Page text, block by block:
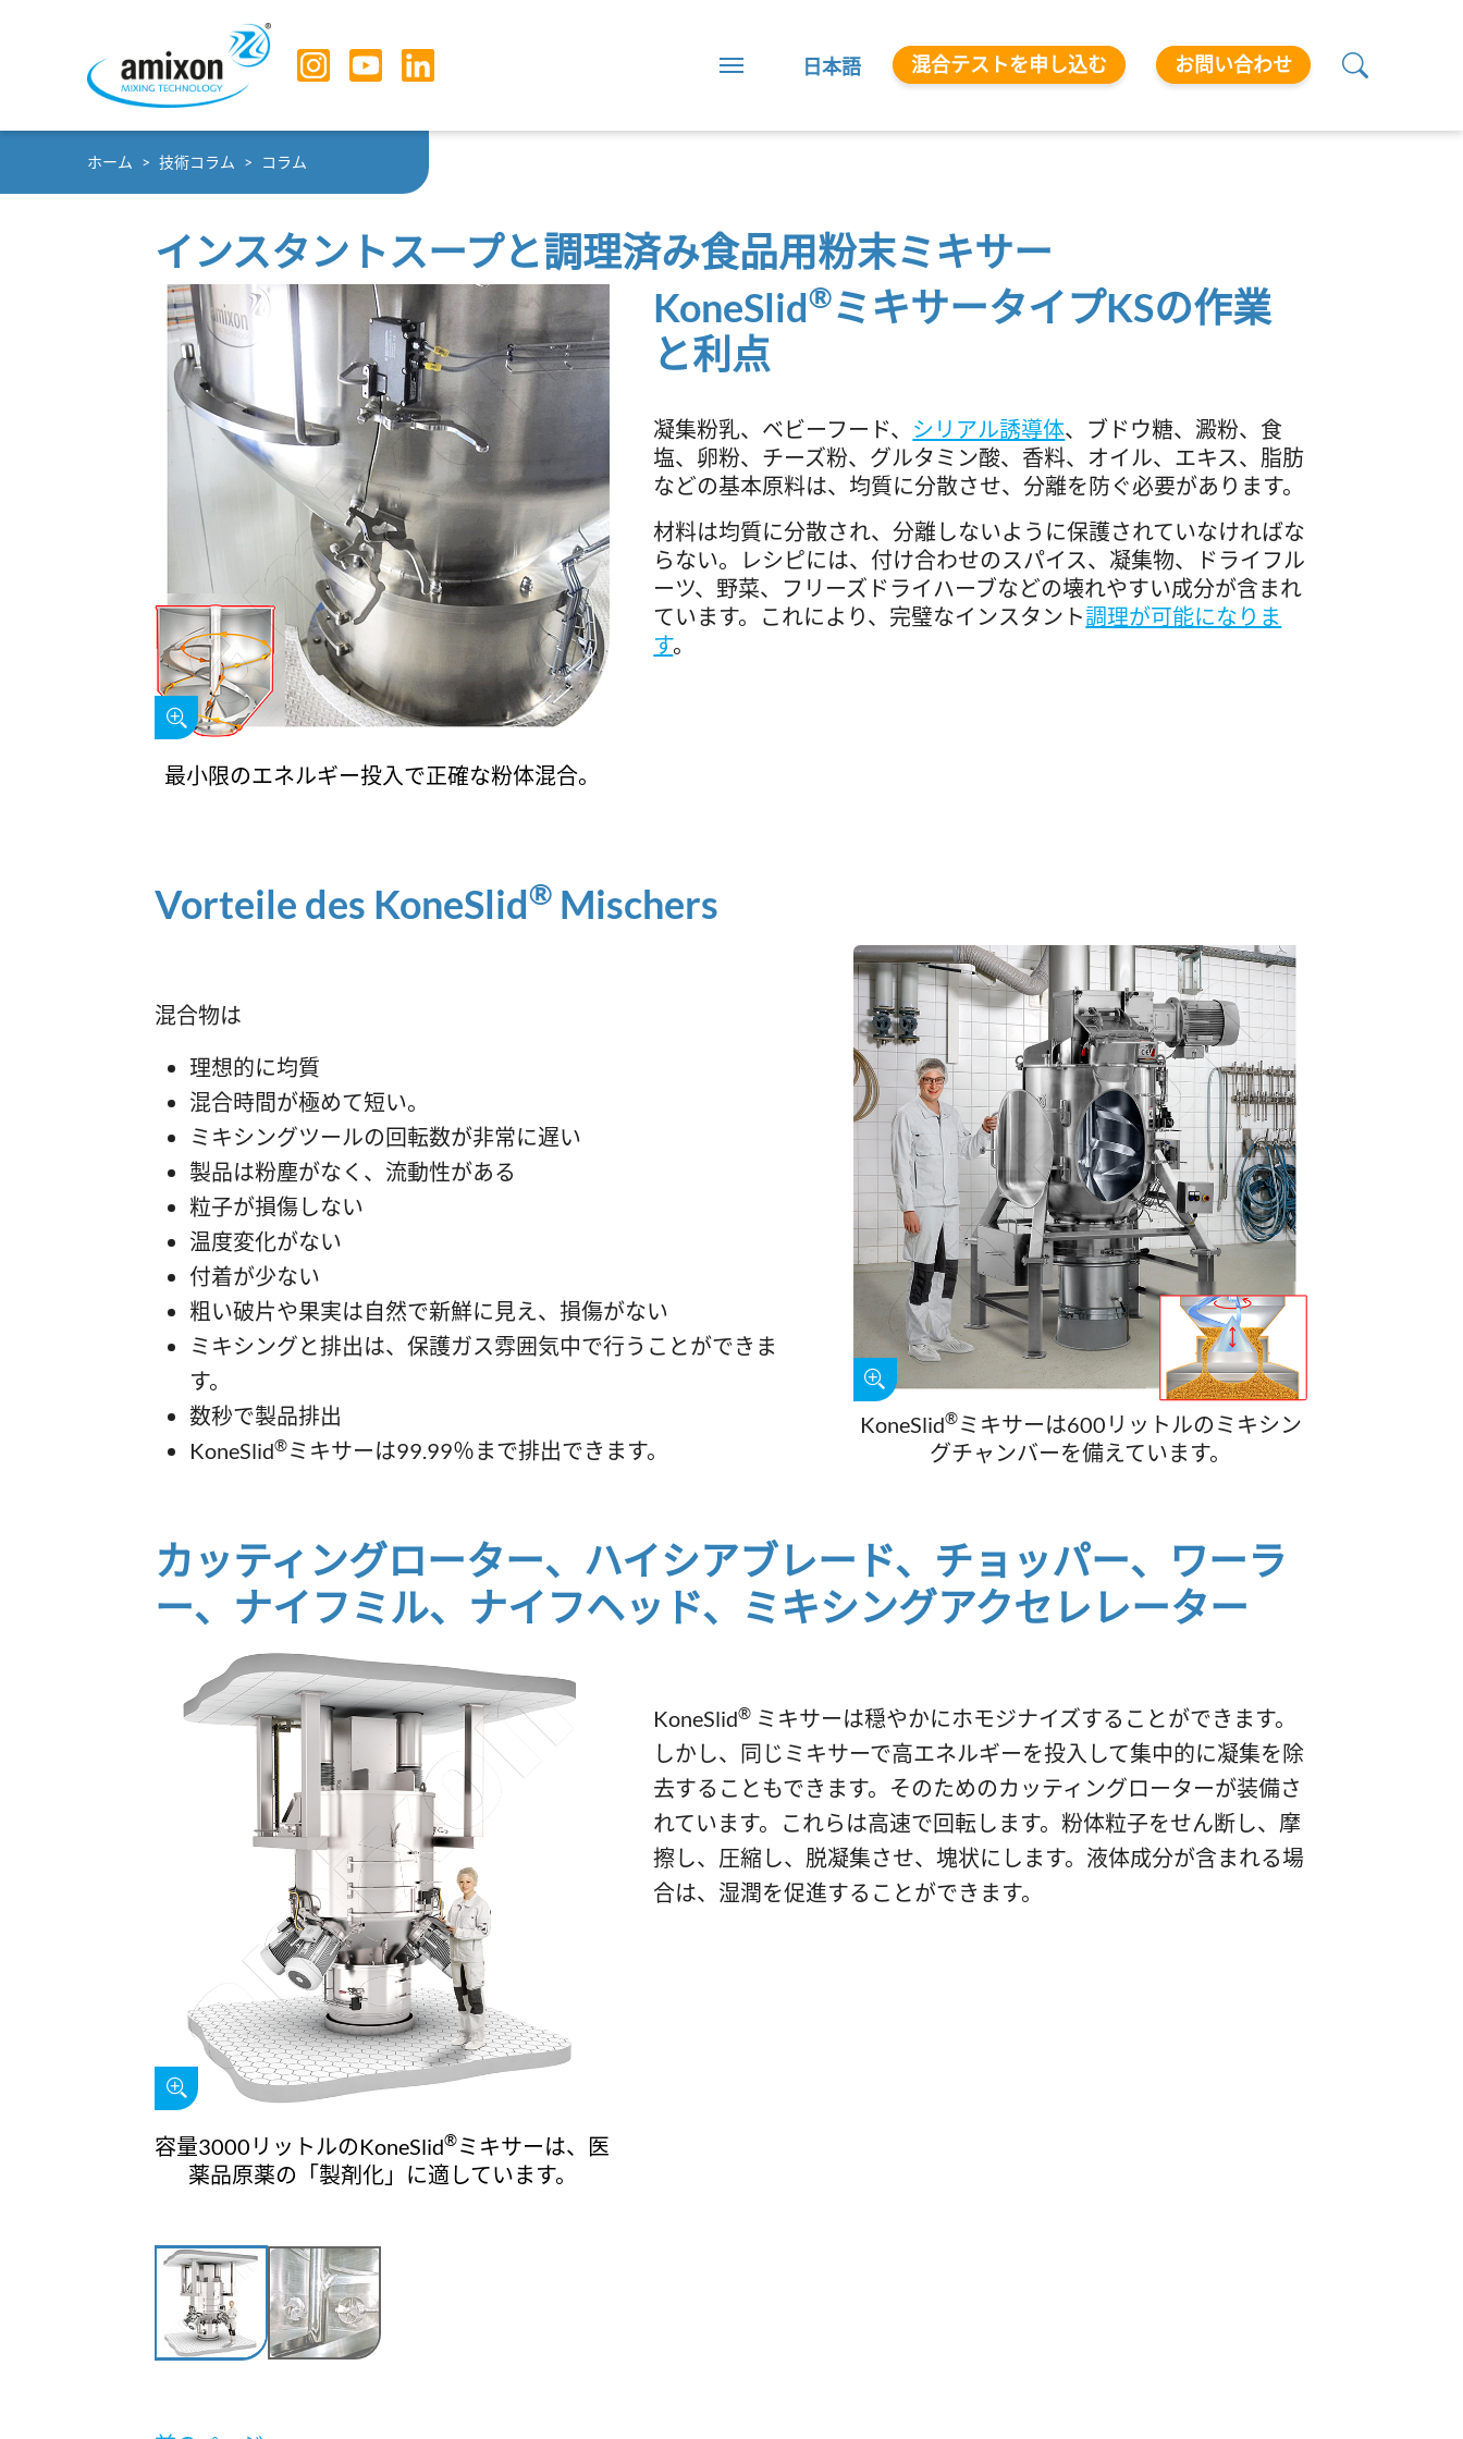
日本語 混合テストを申し込む お問い合わせ
You are here:
ホーム 技術コラム コラム
インスタントスープと調理済み食品用粉末ミキサー
最小限のエネルギー投入で正確な粉体混合。
KoneSlid®ミキサータイプKSの作業
と利点
凝集粉乳、ベビーフード、 シリアル誘導体、ブドウ糖、澱粉、食
塩、卵粉、チーズ粉、グルタミン酸、香料、オイル、エキス、脂肪
などの基本原料は、均質に分散させ、分離を防ぐ必要があります。
材料は均質に分散され、分離しないように保護されていなければな
らない。レシピには、付け合わせのスパイス、凝集物、ドライフル
ーツ、野菜、フリーズドライハーブなどの壊れやすい成分が含まれ
ています。これにより、完璧なインスタント調理が可能になりま
す。
Vorteile des KoneSlid® Mischers
混合物は
理想的に均質
混合時間が極めて短い。
ミキシングツールの回転数が非常に遅い
製品は粉塵がなく、流動性がある
粒子が損傷しない
温度変化がない
付着が少ない
粗い破片や果実は自然で新鮮に見え、損傷がない
ミキシングと排出は、保護ガス雰囲気中で行うことができま
す。
数秒で製品排出
KoneSlid®ミキサーは99.99％まで排出できます。
KoneSlid®ミキサーは600リットルのミキシン
グチャンバーを備えています。
カッティングローター、ハイシアブレード、チョッパー、ワーラ
ー、ナイフミル、ナイフヘッド、ミキシングアクセレレーター
容量3000リットルのKoneSlid®ミキサーは、医
薬品原薬の「製剤化」に適しています。
KoneSlid® ミキサーは穏やかにホモジナイズすることができます。
しかし、同じミキサーで高エネルギーを投入して集中的に凝集を除
去することもできます。そのためのカッティングローターが装備さ
れています。これらは高速で回転します。粉体粒子をせん断し、摩
擦し、圧縮し、脱凝集させ、塊状にします。液体成分が含まれる場
合は、湿潤を促進することができます。